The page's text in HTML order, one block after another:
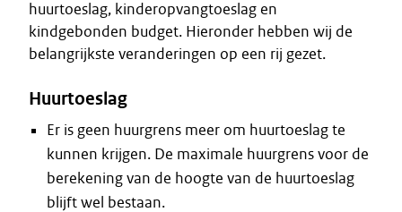
huurtoeslag, kinderopvangtoeslag en
kindgebonden budget. Hieronder hebben wij de
belangrijkste veranderingen op een rij gezet.
Huurtoeslag
Er is geen huurgrens meer om huurtoeslag te
kunnen krijgen. De maximale huurgrens voor de
berekening van de hoogte van de huurtoeslag
blijft wel bestaan.